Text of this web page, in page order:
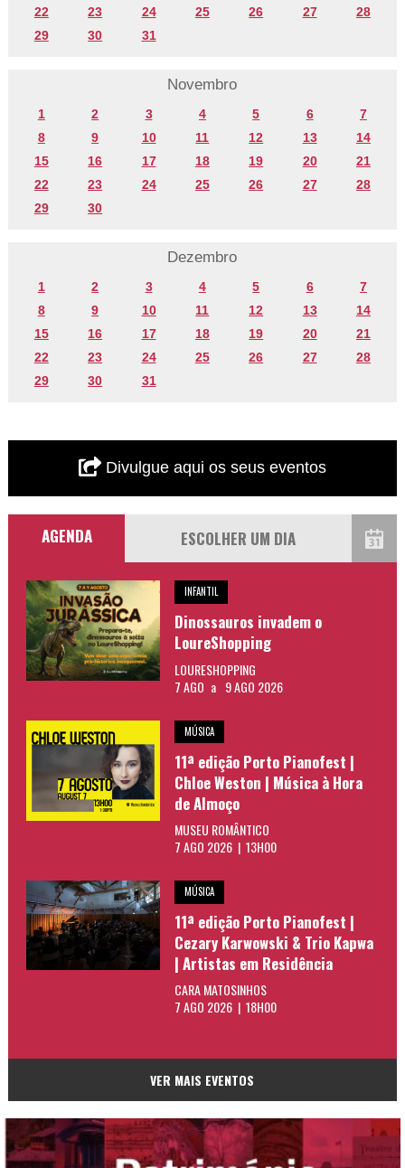
22 23 24 25 26 27
28
29
30 31
Novembro
1 2 3 4 5 6
7
8
9 10 11 12 13
14
15
16 17 18 19 20
21
22
23 24 25 26 27
28
29
30
Dezembro
1 2 3 4 5 6
7
8
9 10 11 12 13
14
15
16 17 18 19 20
21
22
23 24 25 26 27
28
29
30 31
Divulgue aqui os seus eventos
AGENDA
INFANTIL
Dinossauros invadem o
LoureShopping
LOURESHOPPING
7 AGO a 9 AGO 2026
MÚSICA
11ª edição Porto Pianofest |
Chloe Weston | Música à Hora
de Almoço
MUSEU ROMÂNTICO
7 AGO 2026 | 13H00
MÚSICA
11ª edição Porto Pianofest |
Cezary Karwowski & Trio Kapwa
| Artistas em Residência
CARA MATOSINHOS
7 AGO 2026 | 18H00
VER MAIS EVENTOS